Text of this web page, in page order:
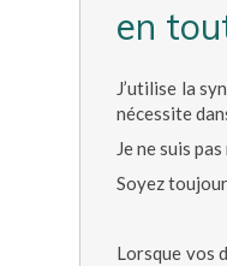
en
J’utilise la
nécessite
Je ne suis
Soyez
Lorsque vos